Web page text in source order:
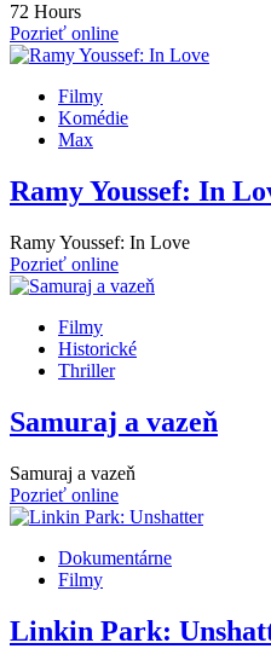
72 Hours
Pozrieť online
Filmy
Komédie
Max
Ramy Youssef: In
Ramy Youssef: In Love
Pozrieť online
Filmy
Historické
Thriller
Samuraj a vazeň
Samuraj a vazeň
Pozrieť online
Dokumentárne
Filmy
Linkin Park: